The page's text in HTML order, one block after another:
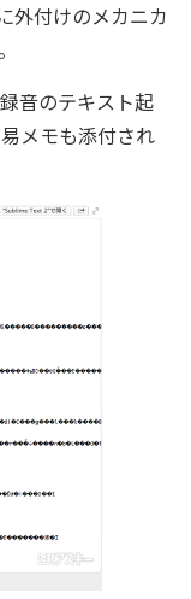
外付けのメカニカ
音のテキスト起
メモも添付され